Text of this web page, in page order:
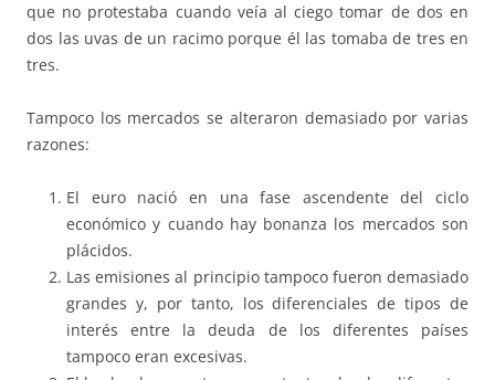
que no protestaba cuando veía al ciego tomar de dos en
dos las uvas de un racimo porque él las tomaba de tres en
tres.
Tampoco los mercados se alteraron demasiado por varias
razones:
El euro nació en una fase ascendente del ciclo
económico y cuando hay bonanza los mercados son
plácidos.
Las emisiones al principio tampoco fueron demasiado
grandes y, por tanto, los diferenciales de tipos de
interés entre la deuda de los diferentes países
tampoco eran excesivas.